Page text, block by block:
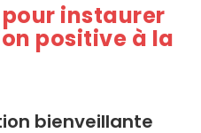
instaurer
positive à la
bienveillante